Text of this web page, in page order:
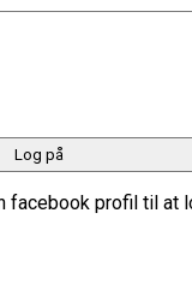
Log på
facebook profil til at